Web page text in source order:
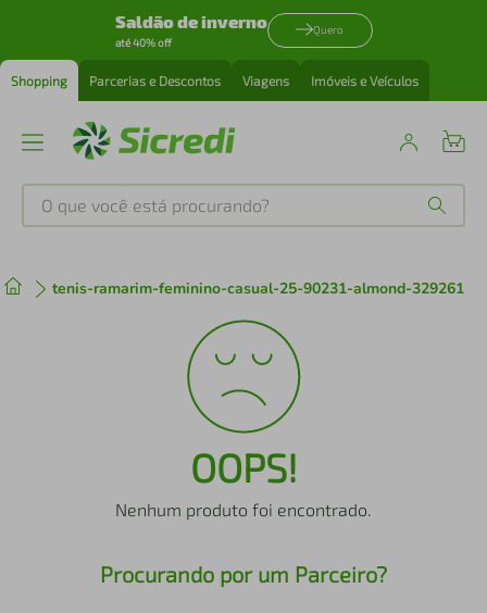
Saldão de inverno
até 40% off
Quero
Shopping Parcerias e Descontos Viagens Imóveis e Veículos
O que você está procurando?
tenis-ramarim-feminino-casual-25-90231-almond-329261
OOPS!
Nenhum produto foi encontrado.
Procurando por um Parceiro?